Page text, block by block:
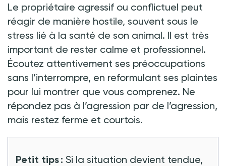
Le propriétaire agressif ou conflictuel peut
réagir de manière hostile, souvent sous le
stress lié à la santé de son animal. Il est très
important de rester calme et professionnel.
Écoutez attentivement ses préoccupations
sans l’interrompre, en reformulant ses plaintes
pour lui montrer que vous comprenez. Ne
répondez pas à l’agression par de l’agression,
mais restez ferme et courtois.
Petit tips : Si la situation devient tendue,